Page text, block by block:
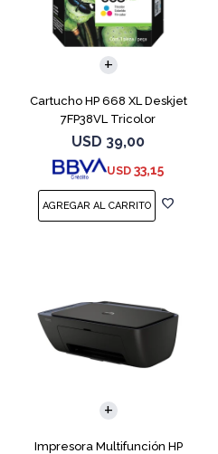
Cartucho HP 668 XL Deskjet
7FP38VL Tricolor
USD 39,00
USD 33,15
Impresora Multifunción HP